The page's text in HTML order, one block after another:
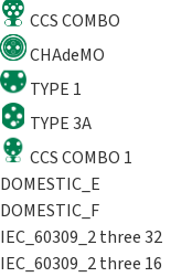
CCS COMBO
CHAdeMO
TYPE 1
TYPE 3A
CCS COMBO 1
DOMESTIC_E
DOMESTIC_F
IEC_60309_2 three 32
IEC_60309_2 three 16